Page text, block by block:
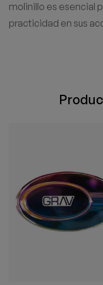
molinillo es esencial
practicidad en sus